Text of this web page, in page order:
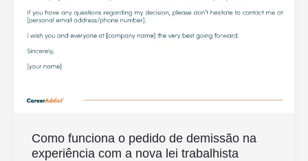
Como funciona o pedido de demissão na
experiência com a nova lei trabalhista